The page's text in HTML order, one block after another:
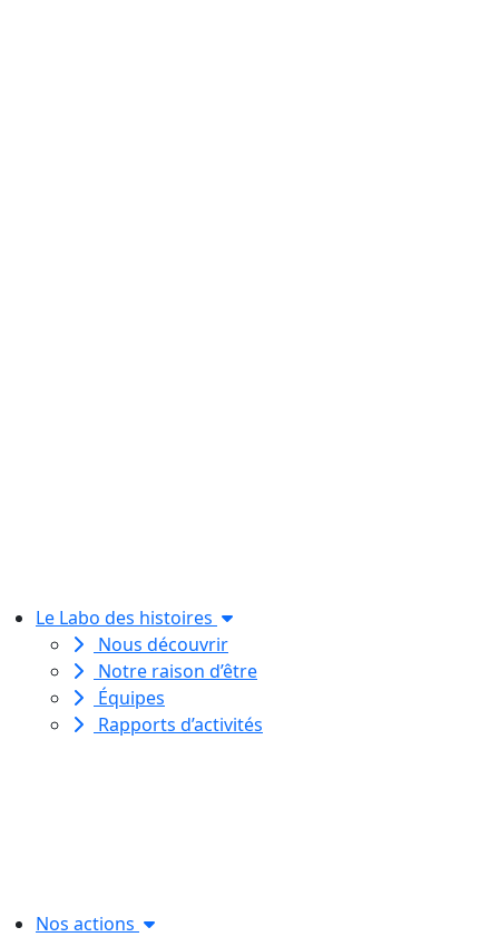
Le Labo des histoires
Nous découvrir
Notre raison d’être
Équipes
Rapports d’activités
Nos actions